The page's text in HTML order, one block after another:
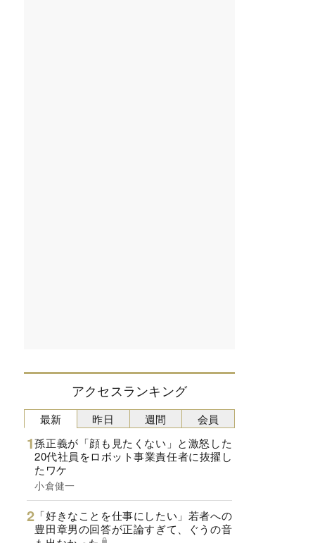
アクセスランキング
最新
孫正義が「顔も見たくない」と激怒した
20代社員をロボット事業責任者に抜擢し
たワケ
小倉健一
「好きなことを仕事にしたい」若者への
豊田章男の回答が正論すぎて、ぐうの音
昨日 週間 会員